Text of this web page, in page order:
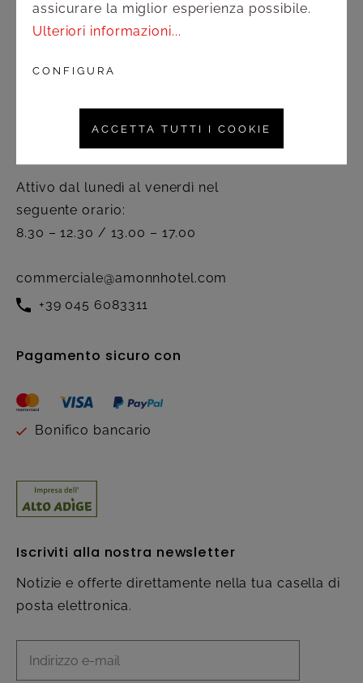
Spedizione e pagamento
Attivo dal lunedì al venerdì nel
seguente orario:
8.30 – 12.30 / 13.00 – 17.00
commerciale@amonnhotel.com
+39 045 6083311
Pagamento sicuro con
Bonifico bancario
Iscriviti alla nostra newsletter
Notizie e offerte direttamente nella tua casella di
posta elettronica.
assicurare la miglior esperienza possibile.
Ulteriori informazioni...
CONFIGURA
ACCETTA TUTTI I COOKIE